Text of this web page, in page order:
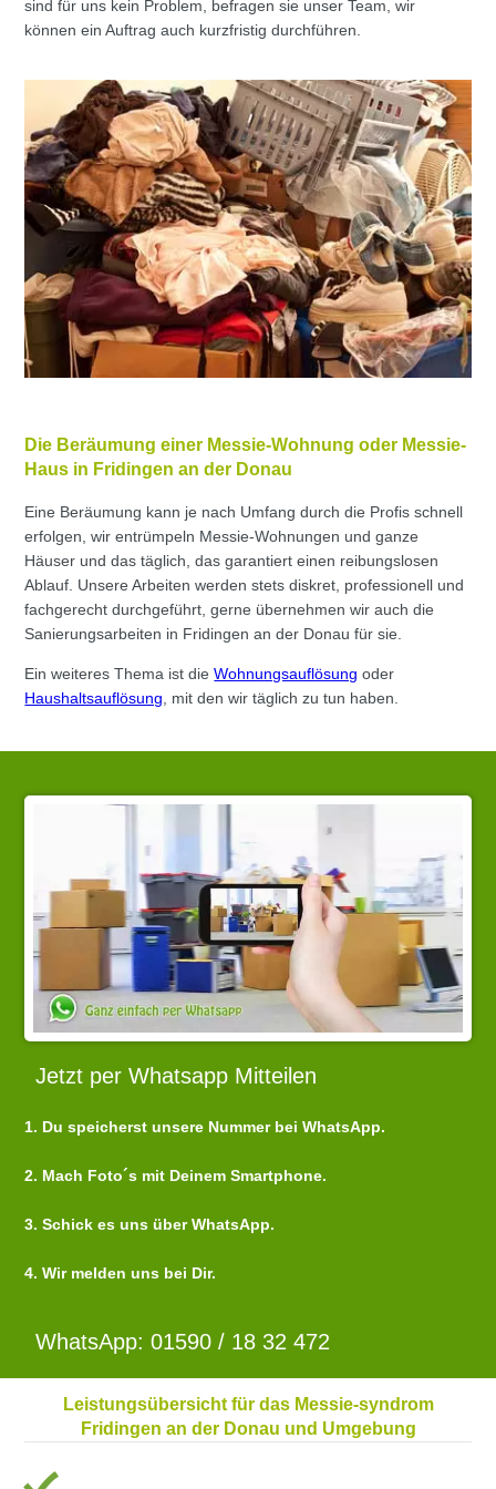
sind für uns kein Problem, befragen sie unser Team, wir
können ein Auftrag auch kurzfristig durchführen.
Die Beräumung einer Messie-Wohnung oder Messie-
Haus in Fridingen an der Donau
Eine Beräumung kann je nach Umfang durch die Profis schnell
erfolgen, wir entrümpeln Messie-Wohnungen und ganze
Häuser und das täglich, das garantiert einen reibungslosen
Ablauf. Unsere Arbeiten werden stets diskret, professionell und
fachgerecht durchgeführt, gerne übernehmen wir auch die
Sanierungsarbeiten in Fridingen an der Donau für sie.
Ein weiteres Thema ist dieWohnungsauflösung oder
Haushaltsauflösung , mit den wir täglich zu tun haben.
Jetzt per Whatsapp Mitteilen
1. Du speicherst unsere Nummer bei WhatsApp.
2. Mach Foto´s mit Deinem Smartphone.
3. Schick es uns über WhatsApp.
4. Wir melden uns bei Dir.
WhatsApp: 01590 / 18 32 472
Leistungsübersicht für das Messie-syndrom
Fridingen an der Donau und Umgebung